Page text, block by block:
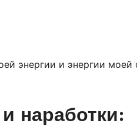
энергии и энергии моей
наработки: